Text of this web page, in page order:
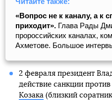
«Вопрос не к каналу, а к
приходит». Глава Рады
пророссийских каналах,
Ахметове. Большое
2 февраля президент
действие санкции против
Козака(близкий